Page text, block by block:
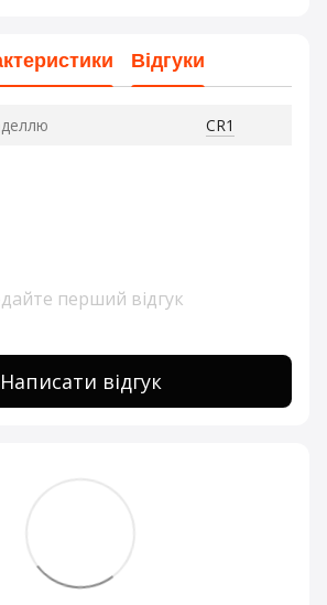
Відгуки
CR1
перший відгук
Написати відгук